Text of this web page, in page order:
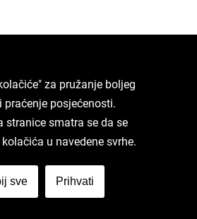
za pružanje boljeg
posjećenosti.
stranice smatra se da se
u navedene svrhe.
sve Prihvati